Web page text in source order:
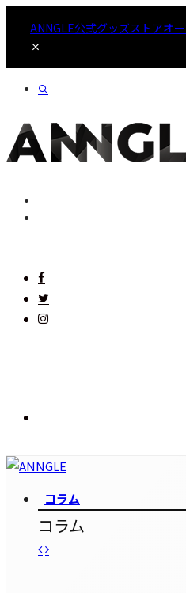
ANNGLE公式グッズストアオー
コラム
コラム